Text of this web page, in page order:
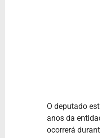
O deputado
anos da
ocorrerá